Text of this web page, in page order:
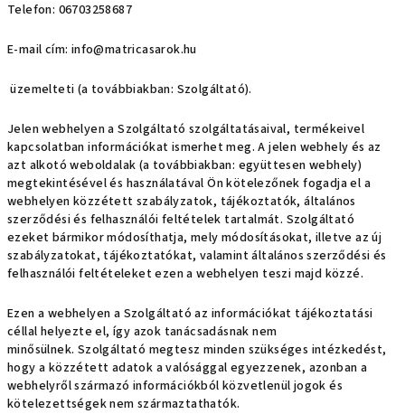
Telefon: 06703258687
E-mail cím: info@matricasarok.hu
üzemelteti (a továbbiakban: Szolgáltató).
Jelen webhelyen a Szolgáltató szolgáltatásaival, termékeivel
kapcsolatban információkat ismerhet meg. A jelen webhely és az
azt alkotó weboldalak (a továbbiakban: együttesen webhely)
megtekintésével és használatával Ön kötelezőnek fogadja el a
webhelyen közzétett szabályzatok, tájékoztatók, általános
szerződési és felhasználói feltételek tartalmát. Szolgáltató
ezeket bármikor módosíthatja, mely módosításokat, illetve az új
szabályzatokat, tájékoztatókat, valamint általános szerződési és
felhasználói feltételeket ezen a webhelyen teszi majd közzé.
Ezen a webhelyen a Szolgáltató az információkat tájékoztatási
céllal helyezte el, így azok tanácsadásnak nem
minősülnek. Szolgáltató megtesz minden szükséges intézkedést,
hogy a közzétett adatok a valósággal egyezzenek, azonban a
webhelyről származó információkból közvetlenül jogok és
kötelezettségek nem származtathatók.